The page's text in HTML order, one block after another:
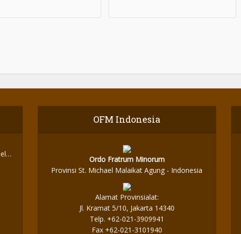
OFM Indonesia
Ordo Fratrum Minorum
Provinsi St. Michael Malaikat Agung - Indonesia
Alamat Provinsialat:
Jl. Kramat 5/10, Jakarta 14340
Telp. +62-021-3909941
Fax +62-021-3101940